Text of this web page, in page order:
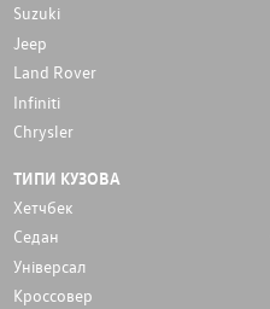
Suzuki
Jeep
Land Rover
Infiniti
Chrysler
ТИПИ КУЗОВА
Хетчбек
Седан
Унiверсал
Кроссовер